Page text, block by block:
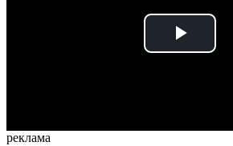
Play
реклама